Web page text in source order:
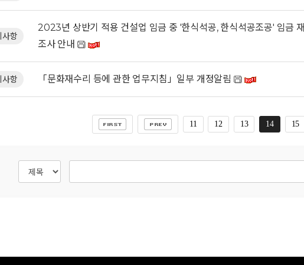
사항
2023년 상반기 적용 건설업 임금 중 '한식석공, 한식석공조공' 임금 재
조사 안내
사항 「문화재수리 등에 관한 업무지침」일부 개정알림
11 12 13 14 15